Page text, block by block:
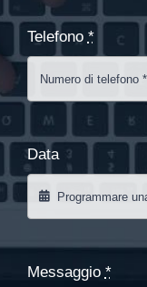
Telefono *
Data
Messaggio *